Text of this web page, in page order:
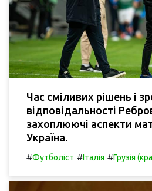
Час сміливих рішень і
відповідальності
захоплюючі аспекти
Україна.
#Футболіст #Італія #Грузія